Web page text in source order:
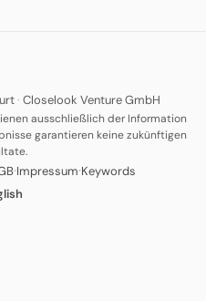
· Closelook Venture GmbH
ausschließlich der Information
garantieren keine zukünftigen
·Impressum·Keywords